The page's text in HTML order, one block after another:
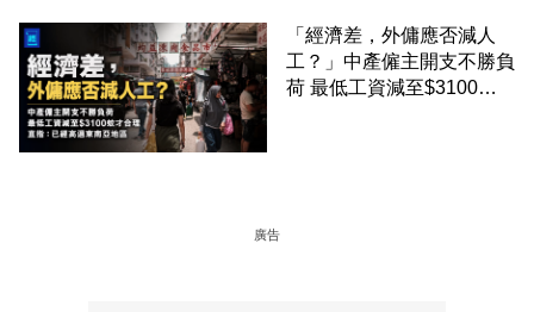
「經濟差，外傭應否減人
工？」中產僱主開支不勝負
荷 最低工資減至$3100蚊
廣告